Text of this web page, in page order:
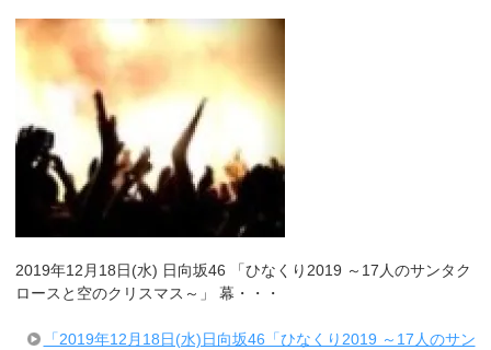
2019年12月18日(水) 日向坂46 「ひなくり2019 ～17人のサンタク
ロースと空のクリスマス～」 幕・・・
「2019年12月18日(水)日向坂46「ひなくり2019 ～17人のサン